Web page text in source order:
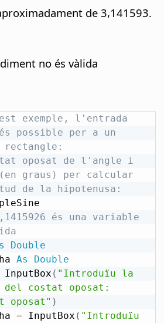
de 3,141593.
no és vàlida
exemple, l'entrada
possible per a un
oposat de l'angle i
graus) per calcular
de la hipotenusa:
és una variable
Double
As
Double
InputBox ( "Introduïu la
del costat oposat:
oposat" )
= InputBox ( "Introduïu